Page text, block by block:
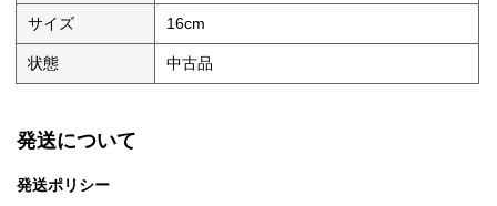
サイズ 16cm
状態 中古品
発送について
発送ポリシー